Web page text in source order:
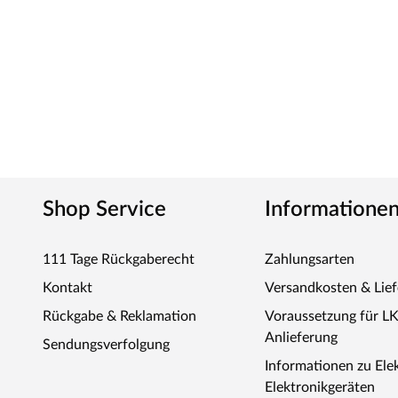
Shop Service
111 Tage Rückgaberecht
Kontakt
Rückgabe & Reklamation
Sendungsverfolgung
Informationen
Zahlungsarten
Versandkosten &
Voraussetzung für
Anlieferung
Informationen zu
Elektronikgeräten